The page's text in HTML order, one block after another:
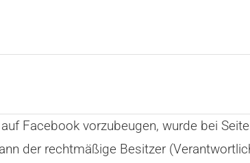
Facebook vorzubeugen, wurde bei
der rechtmäßige Besitzer